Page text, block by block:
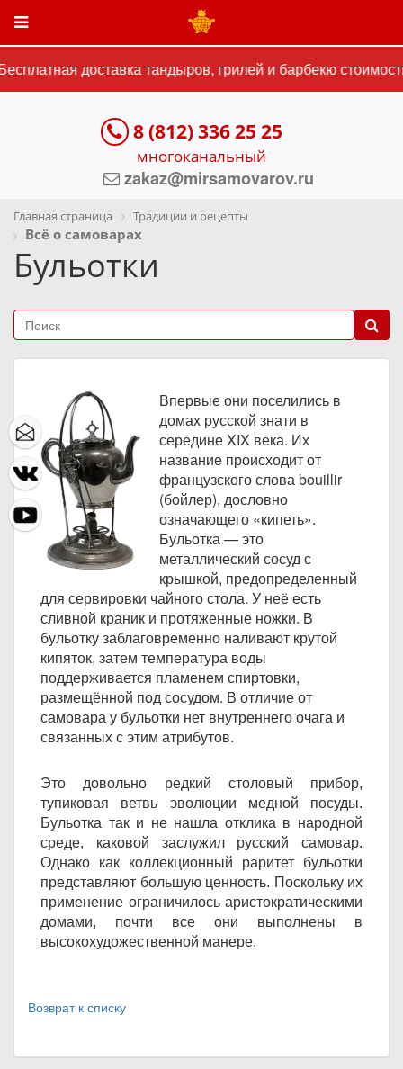
доставка тандыров, грилей и барбекю
8 (812) 336 25 25
многоканальный
zakaz@mirsamovarov.ru
Главная страница Традиции и рецепты
Всё о самоварах
Бульотки
Впервые они поселились в
домах русской знати в
середине XIX века. Их
название происходит от
французского слова bouillir
(бойлер), дословно
означающего «кипеть».
Бульотка — это
металлический сосуд с
крышкой, предопределенный
для сервировки чайного стола. У неё есть
сливной краник и протяженные ножки. В
бульотку заблаговременно наливают крутой
кипяток, затем температура воды
поддерживается пламенем спиртовки,
размещённой под сосудом. В отличие от
самовара у бульотки нет внутреннего очага и
связанных с этим атрибутов.
Это довольно редкий столовый прибор,
тупиковая ветвь эволюции медной посуды.
Бульотка так и не нашла отклика в народной
среде, каковой заслужил русский самовар.
Однако как коллекционный раритет бульотки
представляют большую ценность. Поскольку их
применение ограничилось аристократическими
домами, почти все они выполнены в
высокохудожественной манере.
Возврат к списку